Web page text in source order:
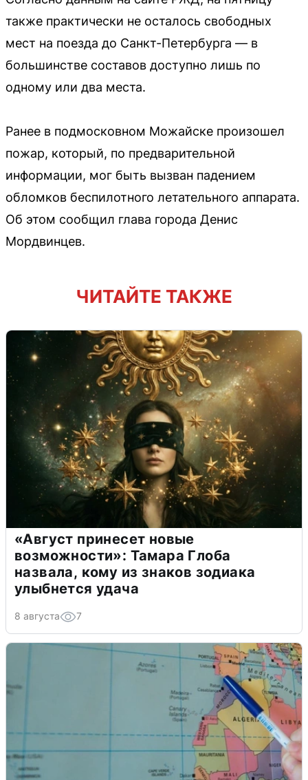
также практически не осталось свободных
мест на поезда до Санкт-Петербурга — в
большинстве составов доступно лишь по
одному или два места.
Ранее в подмосковном Можайске произошел
пожар, который, по предварительной
информации, мог быть вызван падением
обломков беспилотного летательного аппарата.
Об этом сообщил глава города Денис
Мордвинцев.
ЧИТАЙТЕ ТАКЖЕ
«Август принесет новые
возможности»: Тамара Глоба
назвала, кому из знаков зодиака
улыбнется удача
8 августа 7